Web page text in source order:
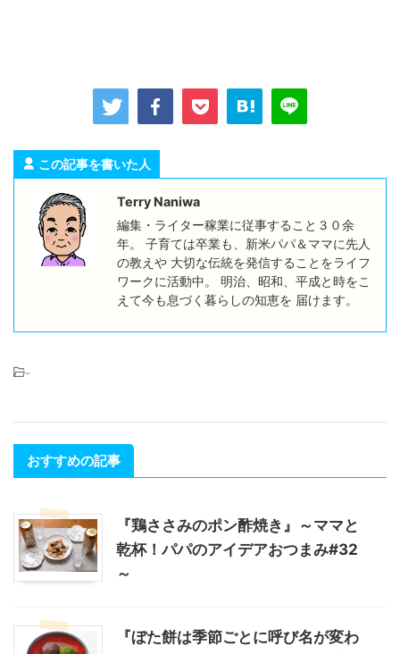
この記事を書いた人
Terry Naniwa
編集・ライター稼業に従事すること３０余
年。 子育ては卒業も、新米パパ＆ママに先人
の教えや 大切な伝統を発信することをライフ
ワークに活動中。 明治、昭和、平成と時をこ
えて今も息づく暮らしの知恵を 届けます。
-
おすすめの記事
『鶏ささみのポン酢焼き』～ママと
乾杯！パパのアイデアおつまみ#32
～
『ぼた餅は季節ごとに呼び名が変わ